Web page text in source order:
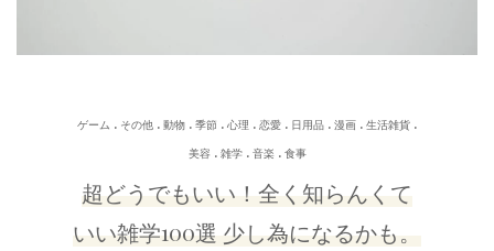
ゲーム . その他 . 動物 . 季節 . 心理 . 恋愛 . 日用品 . 漫画 . 生活雑貨 .
美容 . 雑学. 音楽. 食事
超どうでもいい！全く知らんくて
いい雑学100選 少し為になるかも。